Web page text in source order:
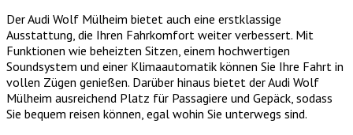
Der Audi Wolf Mülheim bietet auch eine erstklassige
Ausstattung, die Ihren Fahrkomfort weiter verbessert. Mit
Funktionen wie beheizten Sitzen, einem hochwertigen
Soundsystem und einer Klimaautomatik können Sie Ihre Fahrt in
vollen Zügen genießen. Darüber hinaus bietet der Audi Wolf
Mülheim ausreichend Platz für Passagiere und Gepäck, sodass
Sie bequem reisen können, egal wohin Sie unterwegs sind.